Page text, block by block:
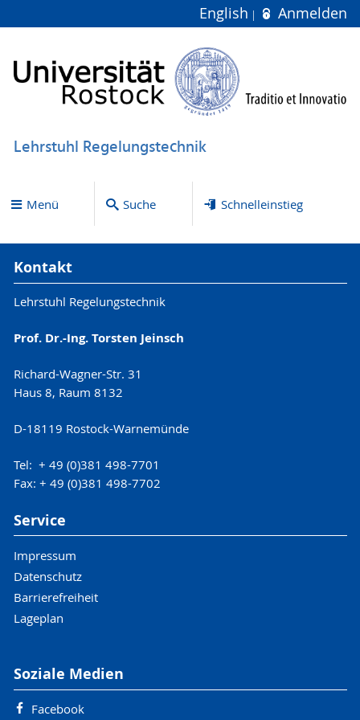
English Anmelden
Lehrstuhl Regelungstechnik
Menü Suche Schnelleinstieg
Kontakt
Lehrstuhl Regelungstechnik
Prof. Dr.-Ing. Torsten Jeinsch
Richard-Wagner-Str. 31
Haus 8, Raum 8132
D-18119 Rostock-Warnemünde
Tel: + 49 (0)381 498-7701
Fax: + 49 (0)381 498-7702
Service
Impressum
Datenschutz
Barrierefreiheit
Lageplan
Soziale Medien
Facebook